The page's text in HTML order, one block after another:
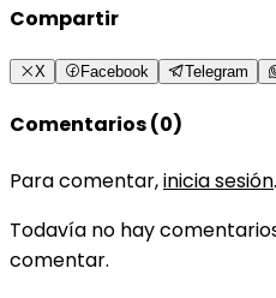
Compartir
X Facebook Telegram
Comentarios (0)
Para comentar,inicia sesión.
Todavía no hay
comentar.